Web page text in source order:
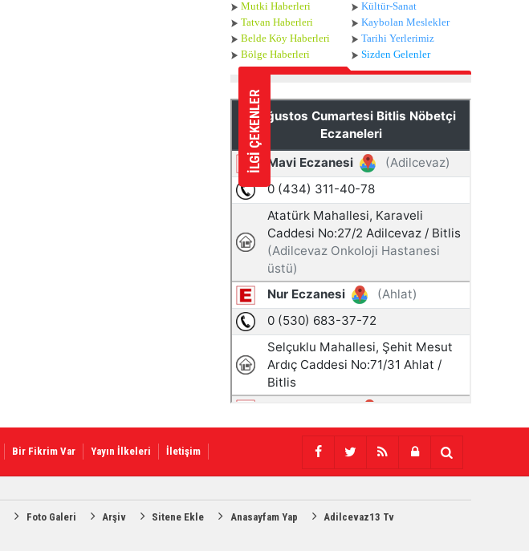
Mutki Haberleri
Tatvan Haberleri
Belde Köy Haberleri
Bölge Haberleri
Kültür-Sanat
Kaybolan Meslekler
Tarihi Yerlerimiz
Sizden Gelenler
İLGİ ÇEKENLER
Bir Fikrim Var Yayın İlkeleri
İletişim
Foto Galeri Arşiv Sitene Ekle Anasayfam Yap Adilcevaz13 Tv